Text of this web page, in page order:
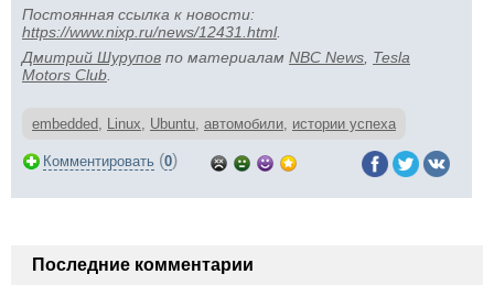
Постоянная ссылка к новости:
https://www.nixp.ru/news/12431.html.
Дмитрий Шурупов по материалам NBC News Tesla
Motors Club
embedded, Linux, Ubuntu, автомобили, истории успеха
Комментировать (0)
Последние комментарии